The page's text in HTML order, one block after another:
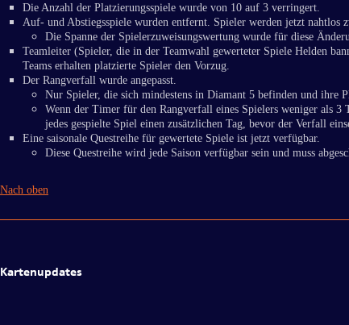
Die Anzahl der Platzierungsspiele wurde von 10 auf 3 verringert.
Auf- und Abstiegsspiele wurden entfernt. Spieler werden jetzt nahtlos
Die Spanne der Spielerzuweisungswertung wurde für diese
Teamleiter (Spieler, die in der Teamwahl gewerteter Spiele Helden
Teams erhalten platzierte Spieler den Vorzug.
Der Rangverfall wurde angepasst.
Nur Spieler, die sich mindestens in Diamant 5 befinden und ihre
Wenn der Timer für den Rangverfall eines Spielers weniger als 3
jedes gespielte Spiel einen zusätzlichen Tag, bevor der Verfall
Eine saisonale Questreihe für gewertete Spiele ist jetzt verfügbar.
Diese Questreihe wird jede Saison verfügbar sein und muss
Nach oben
Kartenupdates